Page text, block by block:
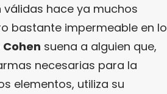
hace ya muchos
bastante impermeable en lo
Cohen suena a alguien que,
necesarias para la
elementos, utiliza su